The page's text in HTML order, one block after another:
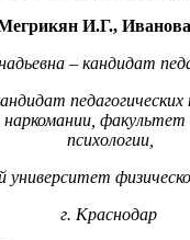
И.Г.,
– кандидат
психологии,
университет
г. Краснодар